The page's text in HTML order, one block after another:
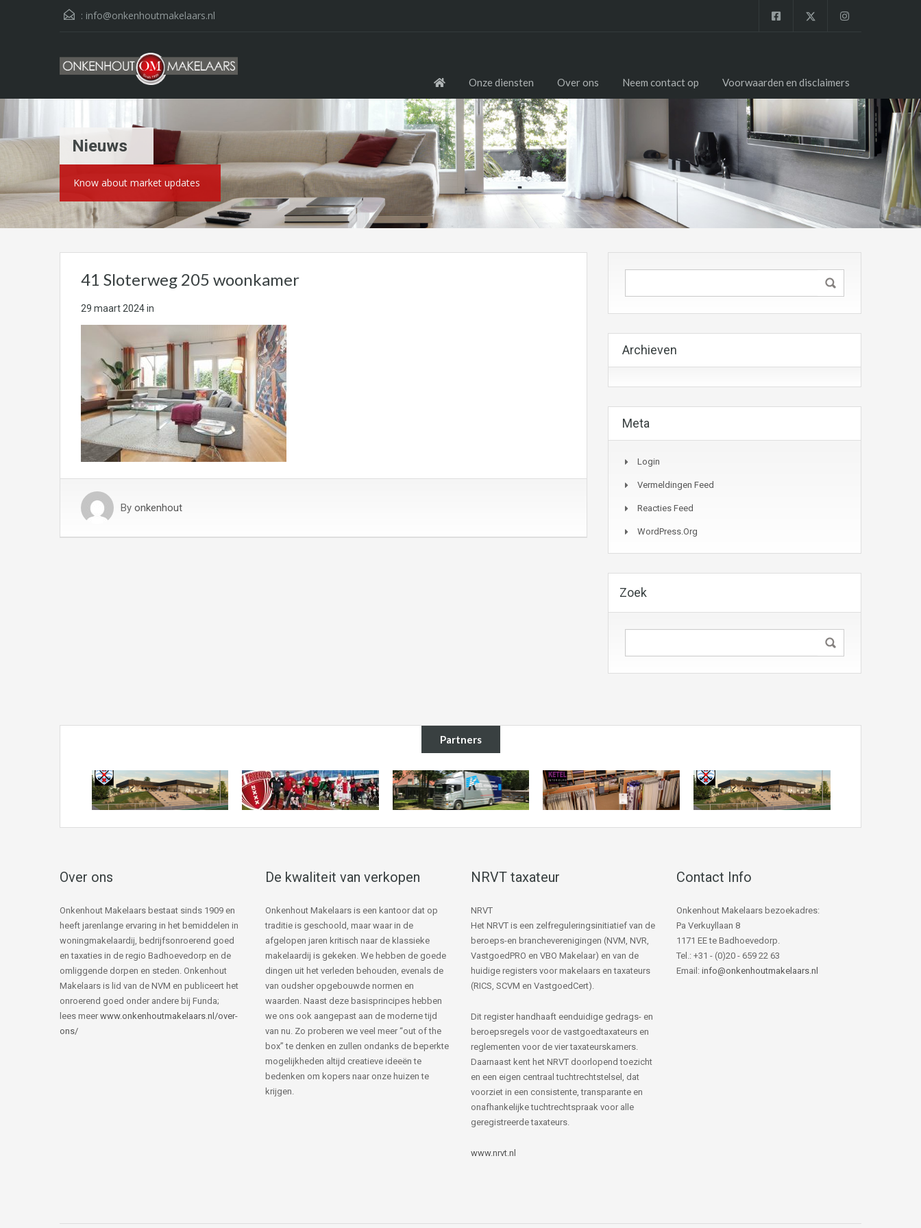
: info@onkenhoutmakelaars.nl
Onze diensten Over ons Neem contact op Voorwaarden en disclaimers
Nieuws
Know about market updates
41 Sloterweg 205 woonkamer
29 maart 2024in
By onkenhout
Archieven
Meta
Login
Vermeldingen Feed
Reacties Feed
WordPress.org
Zoek
Partners
Over ons
Onkenhout Makelaars bestaat sinds 1909 en
heeft jarenlange ervaring in het bemiddelen in
woningmakelaardij, bedrijfsonroerend goed
en taxaties in de regio Badhoevedorp en de
omliggende dorpen en steden. Onkenhout
Makelaars is lid van de NVM en publiceert het
onroerend goed onder andere bij Funda;
lees meer www.onkenhoutmakelaars.nl/over-
ons/
De kwaliteit van verkopen
Onkenhout Makelaars is een kantoor dat op
traditie is geschoold, maar waar in de
afgelopen jaren kritisch naar de klassieke
makelaardij is gekeken. We hebben de goede
dingen uit het verleden behouden, evenals de
van oudsher opgebouwde normen en
waarden. Naast deze basisprincipes hebben
we ons ook aangepast aan de moderne tijd
van nu. Zo proberen we veel meer “out of the
box” te denken en zullen ondanks de beperkte
mogelijkheden altijd creatieve ideeën te
bedenken om kopers naar onze huizen te
krijgen.
NRVT taxateur
NRVT
Het NRVT is een zelfreguleringsinitiatief van de
beroeps-en brancheverenigingen (NVM, NVR,
VastgoedPRO en VBO Makelaar) en van de
huidige registers voor makelaars en taxateurs
(RICS, SCVM en VastgoedCert).
Dit register handhaaft eenduidige gedrags- en
beroepsregels voor de vastgoedtaxateurs en
reglementen voor de vier taxateurskamers.
Daarnaast kent het NRVT doorlopend toezicht
en een eigen centraal tuchtrechtstelsel, dat
voorziet in een consistente, transparante en
onafhankelijke tuchtrechtspraak voor alle
geregistreerde taxateurs.
www.nrvt.nl
Contact Info
Onkenhout Makelaars bezoekadres:
Pa Verkuyllaan 8
1171 EE te Badhoevedorp.
Tel.: +31 - (0)20 - 659 22 63
Email: info@onkenhoutmakelaars.nl